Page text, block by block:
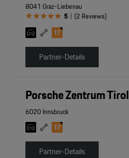
8041 Graz-Liebenau
5 | (2 Reviews)
Partner-Details
Porsche Zentrum Tirol
6020 Innsbruck
Partner-Details